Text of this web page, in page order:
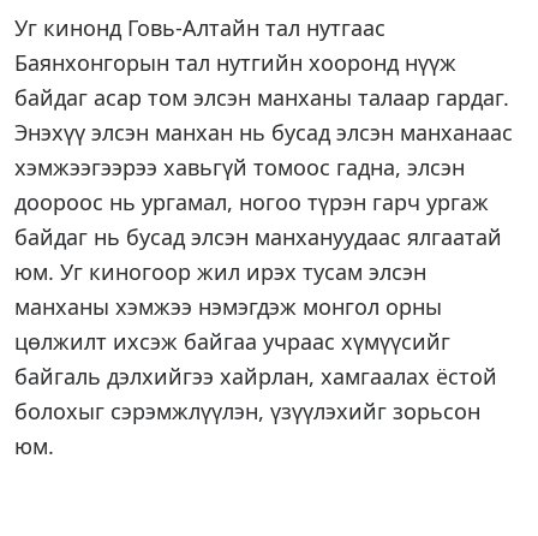
Уг кинонд Говь-Алтайн тал нутгаас
Баянхонгорын тал нутгийн хооронд нүүж
байдаг асар том элсэн манханы талаар гардаг.
Энэхүү элсэн манхан нь бусад элсэн манханаас
хэмжээгээрээ хавьгүй томоос гадна, элсэн
доороос нь ургамал, ногоо түрэн гарч ургаж
байдаг нь бусад элсэн манхануудаас ялгаатай
юм. Уг киногоор жил ирэх тусам элсэн
манханы хэмжээ нэмэгдэж монгол орны
цөлжилт ихсэж байгаа учраас хүмүүсийг
байгаль дэлхийгээ хайрлан, хамгаалах ёстой
болохыг сэрэмжлүүлэн, үзүүлэхийг зорьсон
юм.